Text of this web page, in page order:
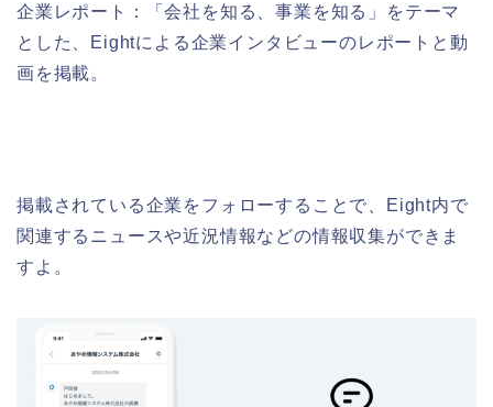
企業レポート：「会社を知る、事業を知る」をテーマ
とした、Eightによる企業インタビューのレポートと動
画を掲載。
掲載されている企業をフォローすることで、Eight内で
関連するニュースや近況情報などの情報収集ができま
すよ。